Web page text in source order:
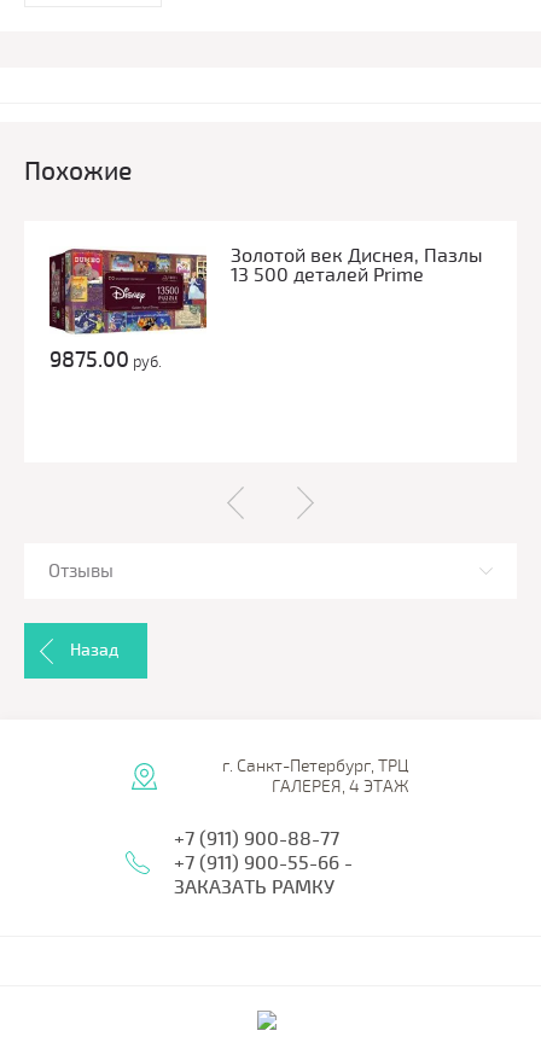
Похожие
Золотой век Диснея, Пазлы
13 500 деталей Prime
9875.00 руб.
Отзывы
Назад
г. Санкт-Петербург, ТРЦ
ГАЛЕРЕЯ, 4 ЭТАЖ
+7 (911) 900-88-77
+7 (911) 900-55-66 -
ЗАКАЗАТЬ РАМКУ